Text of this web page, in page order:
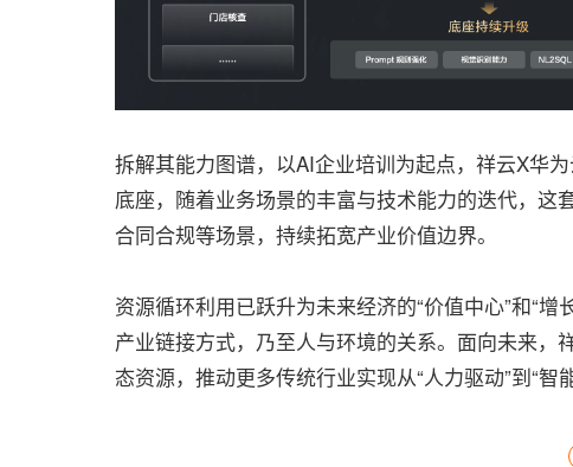
拆解其能力图谱，以AI企业培训为起点，祥云X华
底座，随着业务场景的丰富与技术能力的迭代，这
合同合规等场景，持续拓宽产业价值边界。
资源循环利用已跃升为未来经济的“价值中心”和“增
产业链接方式，乃至人与环境的关系。面向未来
态资源，推动更多传统行业实现从“人力驱动”到“智